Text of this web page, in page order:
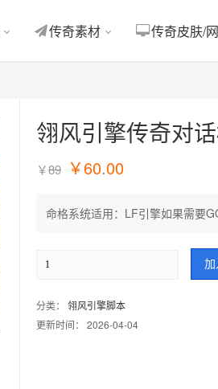
传奇素材 传奇皮肤/
翎风引擎传奇对
￥89 ￥60.00
命格系统适用：LF引擎如果需要
加
分类： 翎风引擎脚本
更新时间： 2026-04-04